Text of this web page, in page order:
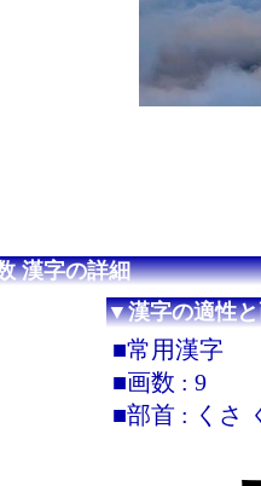
漢字の詳細
▼漢字の適性と
■常用漢字
■画数 : 9
■部首 : くさ